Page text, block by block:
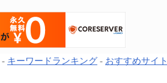
- キーワードランキング - おすすめサイト